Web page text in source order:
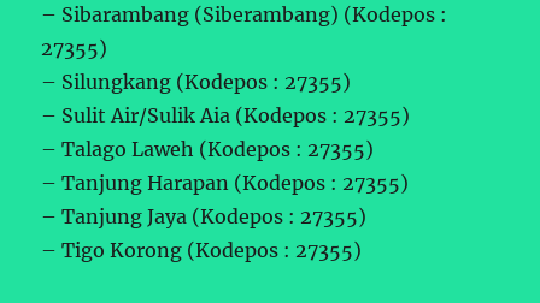
– Sibarambang (Siberambang) (Kodepos :
27355)
– Silungkang (Kodepos : 27355)
– Sulit Air/Sulik Aia (Kodepos : 27355)
– Talago Laweh (Kodepos : 27355)
– Tanjung Harapan (Kodepos : 27355)
– Tanjung Jaya (Kodepos : 27355)
– Tigo Korong (Kodepos : 27355)